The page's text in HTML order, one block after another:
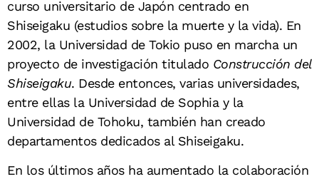
curso universitario de Japón centrado en
Shiseigaku (estudios sobre la muerte y la vida). En
2002, la Universidad de Tokio puso en marcha un
proyecto de investigación titulado Construcción del
Shiseigaku. Desde entonces, varias universidades,
entre ellas la Universidad de Sophia y la
Universidad de Tohoku, también han creado
departamentos dedicados al Shiseigaku.
En los últimos años ha aumentado la colaboración